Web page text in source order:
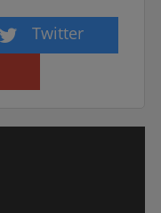
Twitter